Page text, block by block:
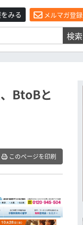
みる メルマガ登録
検索
BtoBと
このページを印刷